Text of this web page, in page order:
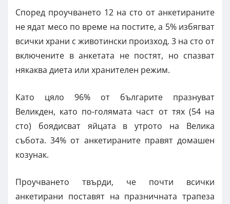
Според проучването 12 на сто от анкетираните
не ядат месо по време на постите, а 5% избягват
всички храни с животински произход. 3 на сто от
включените в анкетата не постят, но спазват
някаква диета или хранителен режим.
Като цяло 96% от българите празнуват
Великден, като по-голямата част от тях (54 на
сто) боядисват яйцата в утрото на Велика
събота. 34% от анкетираните правят домашен
козунак.
Проучването твърди, че почти всички
анкетирани поставят на празничната трапеза